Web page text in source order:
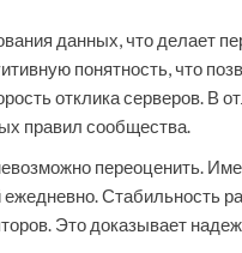
данных, что делает
понятность, что
отклика серверов. В
правил сообщества.
переоценить.
Стабильность
Это доказывает